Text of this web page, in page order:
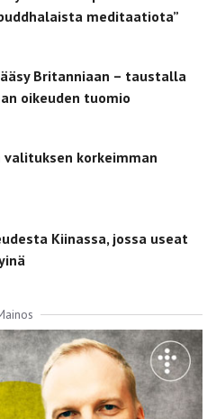
meditaatiota”
Britanniaan – taustalla
oikeuden tuomio
valituksen korkeimman
Kiinassa, jossa useat